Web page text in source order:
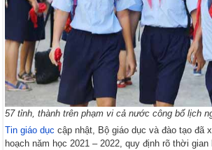
57 tỉnh, thành trên phạm vi cả nước công bố lịch
Tin giáo dục cập nhật, Bộ giáo dục và đào tạo đã
hoạch năm học 2021 – 2022, quy định rõ thời